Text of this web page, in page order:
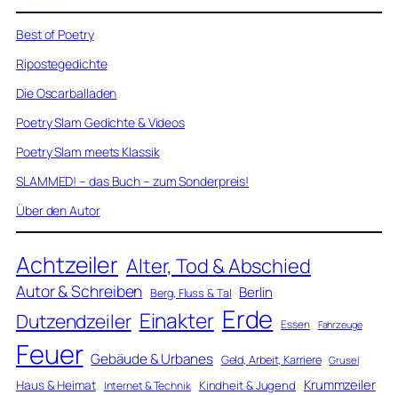
Best of Poetry
Ripostegedichte
Die Oscarballaden
Poetry Slam Gedichte & Videos
Poetry Slam meets Klassik
SLAMMED! – das Buch – zum Sonderpreis!
Über den Autor
Achtzeiler Alter, Tod & Abschied
Autor & Schreiben Berg, Fluss & Tal Berlin
Dutzendzeiler Einakter Erde Essen Fahrzeuge
Feuer Gebäude & Urbanes Geld, Arbeit, Karriere Grusel
Haus & Heimat Internet & Technik Kindheit & Jugend Krummzeiler